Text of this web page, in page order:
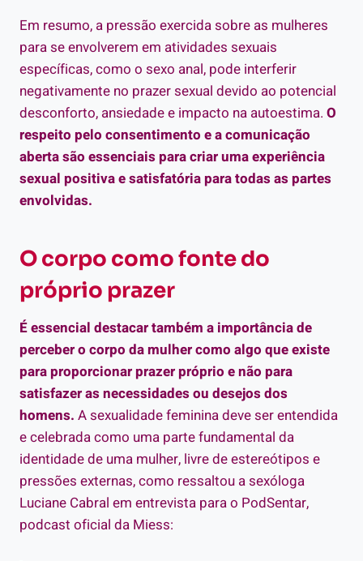
Em resumo, a pressão exercida sobre as mulheres
para se envolverem em atividades sexuais
específicas, como o sexo anal, pode interferir
negativamente no prazer sexual devido ao potencial
desconforto, ansiedade e impacto na autoestima. O
respeito pelo consentimento e a comunicação
aberta são essenciais para criar uma experiência
sexual positiva e satisfatória para todas as partes
envolvidas.
O corpo como fonte do
próprio prazer
É essencial destacar também a importância de
perceber o corpo da mulher como algo que existe
para proporcionar prazer próprio e não para
satisfazer as necessidades ou desejos dos
homens. A sexualidade feminina deve ser entendida
e celebrada como uma parte fundamental da
identidade de uma mulher, livre de estereótipos e
pressões externas, como ressaltou a sexóloga
Luciane Cabral em entrevista para o PodSentar,
podcast oficial da Miess: